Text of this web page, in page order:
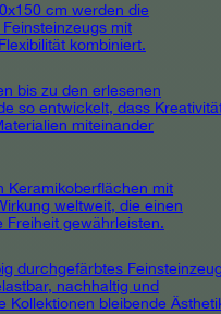
cm werden die
mit
kombiniert.
bis zu den erlesenen
so entwickelt, dass
miteinander
Keramikoberflächen mit
weltweit, die einen
Freiheit gewährleisten.
durchgefärbtes
nachhaltig und
Kollektionen bleibende